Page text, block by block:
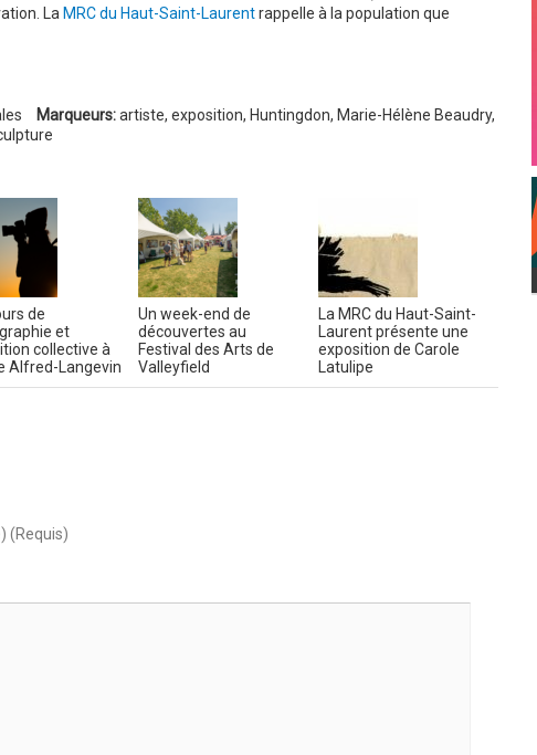
La MRC du Haut-Saint-Laurentrappelle à la population que
Marqueurs: artiste, exposition, Huntingdon, Marie-Hélène Beaudry,
de
et
collective à
Alfred-Langevin
Un week-end de
découvertes au
Festival des Arts de
Valleyfield
La MRC du Haut-Saint-
Laurent présente une
exposition de Carole
Latulipe
(Requis)